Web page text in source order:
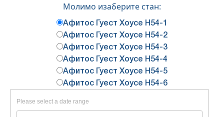
Молимо изаберите стан:
Афитос Гуест Хоусе Н54-1
Афитос Гуест Хоусе Н54-2
Афитос Гуест Хоусе Н54-3
Афитос Гуест Хоусе Н54-4
Афитос Гуест Хоусе Н54-5
Афитос Гуест Хоусе Н54-6
Please select a date range